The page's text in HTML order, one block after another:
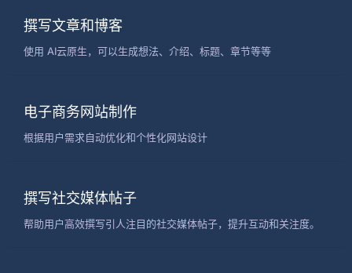
撰写文章和博客
使用 AI云原生，可以生成想法、介绍、标题、章节等等
电子商务网站制作
根据用户需求自动优化和个性化网站设计
撰写社交媒体帖子
帮助用户高效撰写引人注目的社交媒体帖子，提升互动和关注度。